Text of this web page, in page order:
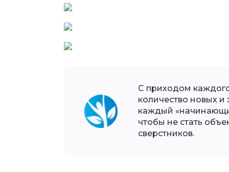
С приходом
количество новых
каждый
чтобы не стать
сверстников.